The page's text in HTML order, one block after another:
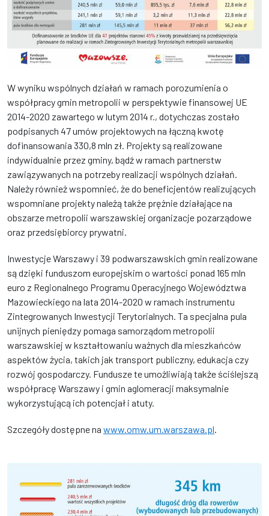
W wyniku wspólnych działań w ramach porozumienia o
współpracy gmin metropolii w perspektywie finansowej UE
2014-2020 zawartego w lutym 2014 r., dotychczas zostało
podpisanych 47 umów projektowych na łączną kwotę
dofinansowania 330,8 mln zł. Projekty są realizowane
indywidualnie przez gminy, bądź w ramach partnerstw
zawiązywanych na potrzeby realizacji wspólnych działań.
Należy również wspomnieć, że do beneficjentów realizujących
wspomniane projekty należą także prężnie działające na
obszarze metropolii warszawskiej organizacje pozarządowe
oraz przedsiębiorcy prywatni.
Inwestycje Warszawy i 39 podwarszawskich gmin realizowane
są dzięki funduszom europejskim o wartości ponad 165 mln
euro z Regionalnego Programu Operacyjnego Województwa
Mazowieckiego na lata 2014-2020 w ramach instrumentu
Zintegrowanych Inwestycji Terytorialnych. Ta specjalna pula
unijnych pieniędzy pomaga samorządom metropolii
warszawskiej w kształtowaniu ważnych dla mieszkańców
aspektów życia, takich jak transport publiczny, edukacja czy
rozwój gospodarczy. Fundusze te umożliwiają także ściślejszą
współpracę Warszawy i gmin aglomeracji maksymalnie
wykorzystującą ich potencjał i atuty.
Szczegóły dostępne na www.omw.um.warszawa.pl.